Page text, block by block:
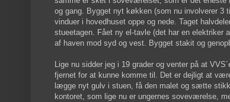
og gang. Bygget nyt køkken (som nu involverer 3
vinduer i hovedhuset oppe og nede. Taget
stueetagen. Fået ny el-tavle (det har en
af haven mod syd og vest. Bygget stakit og
Lige nu sidder jeg i 19 grader og venter på at
fjernet for at kunne komme til. Det er dejligt at
lægge nyt gulv i stuen, få den malet og sætte
kontoret, som lige nu er ungernes soveværelse,